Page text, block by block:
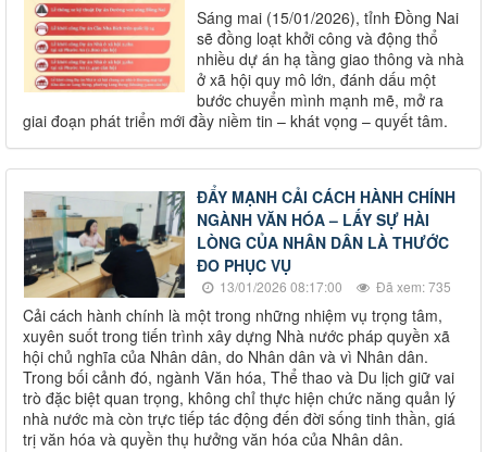
Sáng mai (15/01/2026), tỉnh Đồng Nai
sẽ đồng loạt khởi công và động thổ
nhiều dự án hạ tầng giao thông và nhà
ở xã hội quy mô lớn, đánh dấu một
bước chuyển mình mạnh mẽ, mở ra
giai đoạn phát triển mới đầy niềm tin – khát vọng – quyết tâm.
ĐẨY MẠNH CẢI CÁCH HÀNH CHÍNH
NGÀNH VĂN HÓA – LẤY SỰ HÀI
LÒNG CỦA NHÂN DÂN LÀ THƯỚC
ĐO PHỤC VỤ
13/01/2026 08:17:00 Đã xem: 735
Cải cách hành chính là một trong những nhiệm vụ trọng tâm,
xuyên suốt trong tiến trình xây dựng Nhà nước pháp quyền xã
hội chủ nghĩa của Nhân dân, do Nhân dân và vì Nhân dân.
Trong bối cảnh đó, ngành Văn hóa, Thể thao và Du lịch giữ vai
trò đặc biệt quan trọng, không chỉ thực hiện chức năng quản lý
nhà nước mà còn trực tiếp tác động đến đời sống tinh thần, giá
trị văn hóa và quyền thụ hưởng văn hóa của Nhân dân.